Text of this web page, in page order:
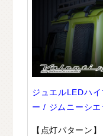
ジュエルLEDハ
ー / ジムニーシエ
【点灯パターン】